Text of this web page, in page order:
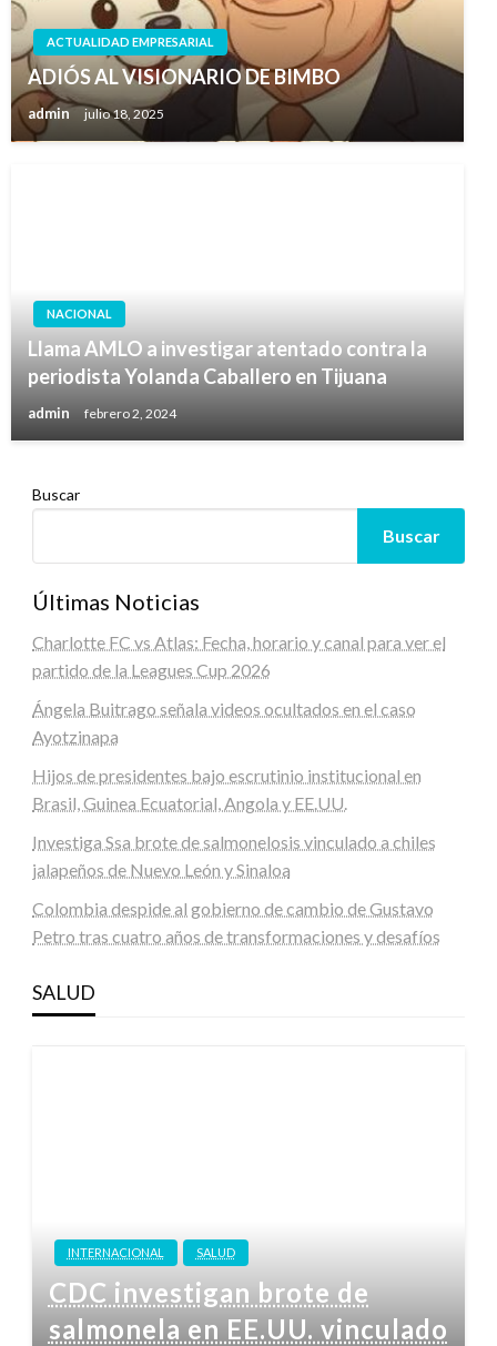
ACTUALIDAD EMPRESARIAL
ADIÓS AL VISIONARIO DE BIMBO
admin julio 18, 2025
NACIONAL
Llama AMLO a investigar atentado contra la
periodista Yolanda Caballero en Tijuana
admin febrero 2, 2024
Buscar
Buscar
Últimas Noticias
Charlotte FC vs Atlas: Fecha, horario y canal para ver el
partido de la Leagues Cup 2026
Ángela Buitrago señala videos ocultados en el caso
Ayotzinapa
Hijos de presidentes bajo escrutinio institucional en
Brasil, Guinea Ecuatorial, Angola y EE.UU.
Investiga Ssa brote de salmonelosis vinculado a chiles
jalapeños de Nuevo León y Sinaloa
Colombia despide al gobierno de cambio de Gustavo
Petro tras cuatro años de transformaciones y desafíos
SALUD
INTERNACIONAL SALUD
CDC investigan brote de
salmonela en EE.UU. vinculado